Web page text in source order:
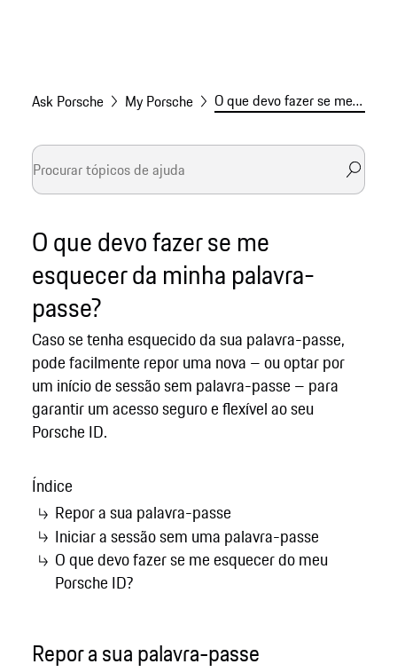
Ask Porsche My Porsche O que devo fazer se me esquecer da minha palavra-passe?
O que devo fazer se me
esquecer da minha palavra-
passe?
Caso se tenha esquecido da sua palavra-passe,
pode facilmente repor uma nova – ou optar por
um início de sessão sem palavra-passe – para
garantir um acesso seguro e flexível ao seu
Porsche ID.
Índice
Repor a sua palavra-passe
Iniciar a sessão sem uma palavra-passe
O que devo fazer se me esquecer do meu
Porsche ID?
Repor a sua palavra-passe